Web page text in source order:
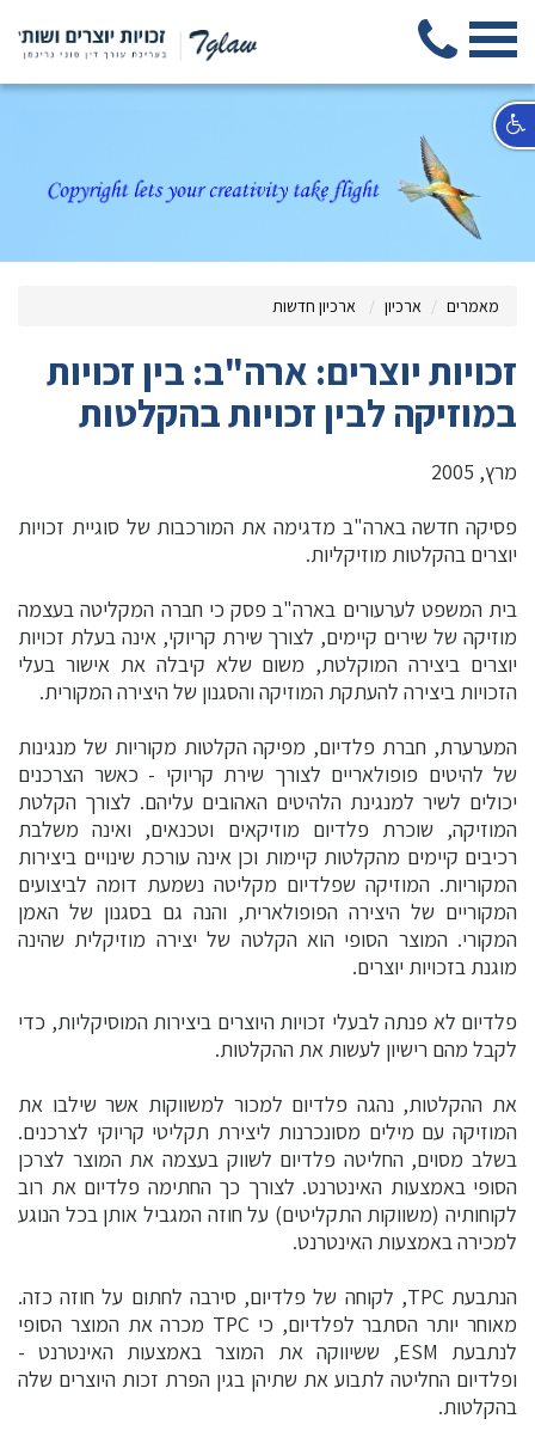
מאמרים ארכיון ארכיון חדשות
זכויות יוצרים: ארה"ב: בין זכויות
במוזיקה לבין זכויות בהקלטות
מרץ, 2005
פסיקה חדשה בארה"ב מדגימה את המורכבות של סוגיית זכויות
יוצרים בהקלטות מוזיקליות.
בית המשפט לערעורים בארה"ב פסק כי חברה המקליטה בעצמה
מוזיקה של שירים קיימים, לצורך שירת קריוקי, אינה בעלת זכויות
יוצרים ביצירה המוקלטת, משום שלא קיבלה את אישור בעלי
הזכויות ביצירה להעתקת המוזיקה והסגנון של היצירה המקורית.
המערערת, חברת פלדיום, מפיקה הקלטות מקוריות של מנגינות
של להיטים פופולאריים לצורך שירת קריוקי - כאשר הצרכנים
יכולים לשיר למנגינת הלהיטים האהובים עליהם. לצורך הקלטת
המוזיקה, שוכרת פלדיום מוזיקאים וטכנאים, ואינה משלבת
רכיבים קיימים מהקלטות קיימות וכן אינה עורכת שינויים ביצירות
המקוריות. המוזיקה שפלדיום מקליטה נשמעת דומה לביצועים
המקוריים של היצירה הפופולארית, והנה גם בסגנון של האמן
המקורי. המוצר הסופי הוא הקלטה של יצירה מוזיקלית שהינה
מוגנת בזכויות יוצרים.
פלדיום לא פנתה לבעלי זכויות היוצרים ביצירות המוסיקליות, כדי
לקבל מהם רישיון לעשות את ההקלטות.
את ההקלטות, נהגה פלדיום למכור למשווקות אשר שילבו את
המוזיקה עם מילים מסונכרנות ליצירת תקליטי קריוקי לצרכנים.
בשלב מסוים, החליטה פלדיום לשווק בעצמה את המוצר לצרכן
הסופי באמצעות האינטרנט. לצורך כך החתימה פלדיום את רוב
לקוחותיה (משווקות התקליטים) על חוזה המגביל אותן בכל הנוגע
למכירה באמצעות האינטרנט.
הנתבעת TPC, לקוחה של פלדיום, סירבה לחתום על חוזה כזה.
מאוחר יותר הסתבר לפלדיום, כי TPC מכרה את המוצר הסופי
לנתבעת ESM, ששיווקה את המוצר באמצעות האינטרנט -
ופלדיום החליטה לתבוע את שתיהן בגין הפרת זכות היוצרים שלה
בהקלטות.